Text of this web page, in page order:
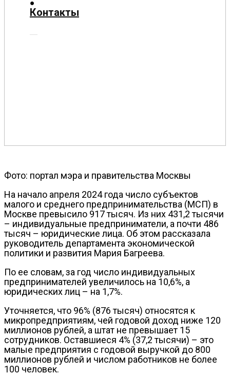
О
Контакты
Фото: портал мэра и правительства Москвы
На начало апреля 2024 года число субъектов
малого и среднего предпринимательства (МСП) в
Москве превысило 917 тысяч. Из них 431,2 тысячи
– индивидуальные предприниматели, а почти 486
тысяч – юридические лица. Об этом рассказала
руководитель департамента экономической
политики и развития Мария Багреева.
По ее словам, за год число индивидуальных
предпринимателей увеличилось на 10,6%, а
юридических лиц – на 1,7%.
Уточняется, что 96% (876 тысяч) относятся к
микропредприятиям, чей годовой доход ниже 120
миллионов рублей, а штат не превышает 15
сотрудников. Оставшиеся 4% (37,2 тысячи) – это
малые предприятия с годовой выручкой до 800
миллионов рублей и числом работников не более
100 человек.